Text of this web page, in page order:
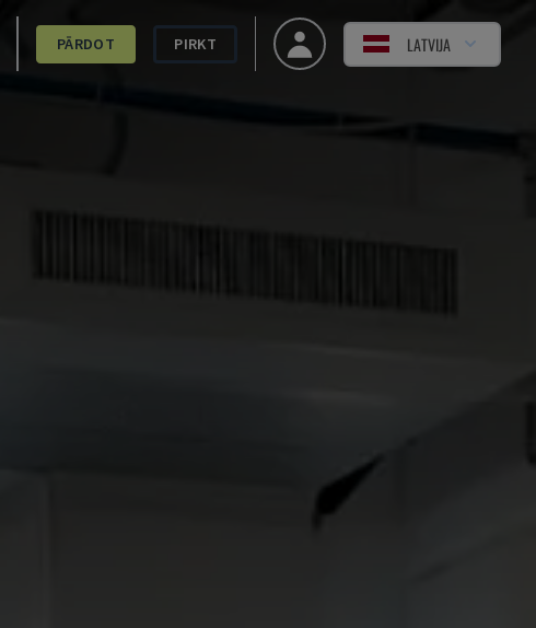
PĀRDOT PIRKT LATVIJA